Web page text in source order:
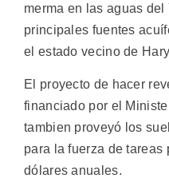
merma en las aguas
principales fuentes
el estado vecino de
El proyecto de hacer
financiado por el
tambien proveyó los
para la fuerza de tareas
dólares anuales.